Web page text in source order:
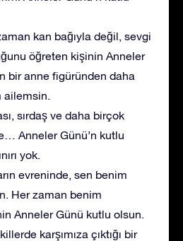
kan bağıyla değil, sevgi
öğreten kişinin Anneler
bir anne figüründen daha
ailemsin.
sırdaş ve daha birçok
Anneler Günü’n kutlu
yok.
evreninde, sen benim
Her zaman benim
Anneler Günü kutlu olsun.
karşımıza çıktığı bir